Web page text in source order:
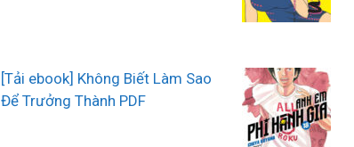
[Tải ebook] Không Biết Làm Sao
Để Trưởng Thành PDF